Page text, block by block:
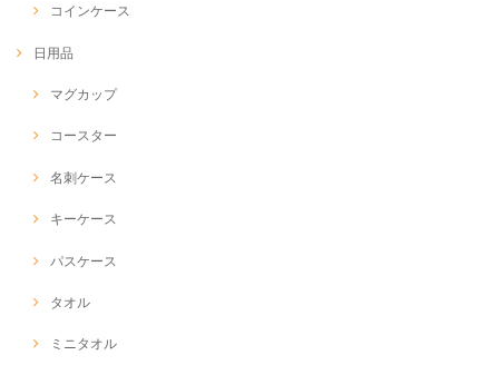
コインケース
日用品
マグカップ
コースター
名刺ケース
キーケース
パスケース
タオル
ミニタオル